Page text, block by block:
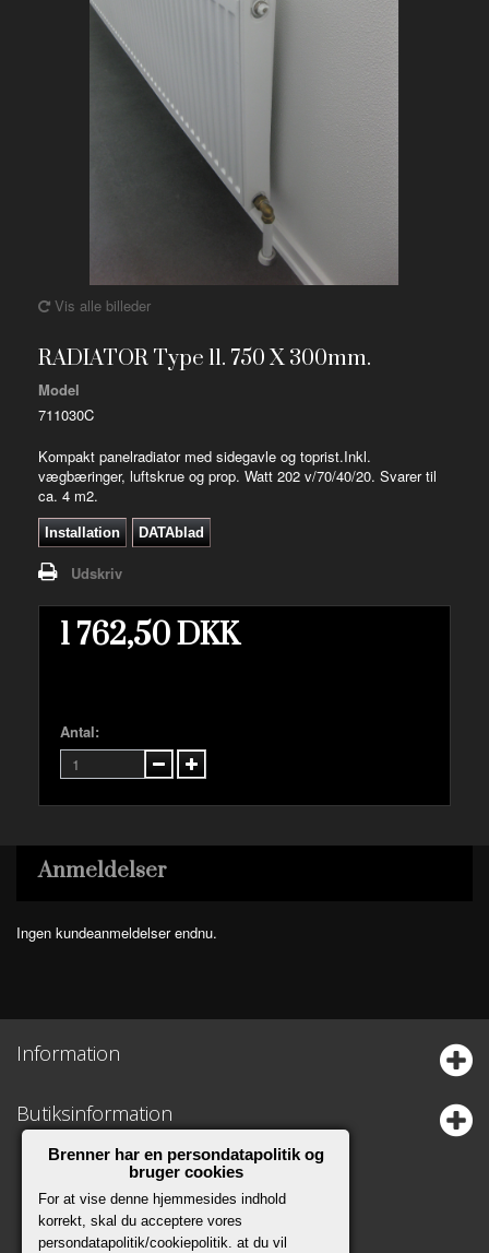
Vis alle billeder
RADIATOR Type 11. 750 X 300mm.
Model
711030C
Kompakt panelradiator med sidegavle og toprist.Inkl.
vægbæringer, luftskrue og prop. Watt 202 v/70/40/20. Svarer til
ca. 4 m2.
Installation DATAblad
Udskriv
1 762,50 DKK
Antal:
Anmeldelser
Ingen kundeanmeldelser endnu.
Information
Butiksinformation
Brenner har en persondatapolitik og
bruger cookies
For at vise denne hjemmesides indhold
korrekt, skal du acceptere vores
persondatapolitik/cookiepolitik. at du vil